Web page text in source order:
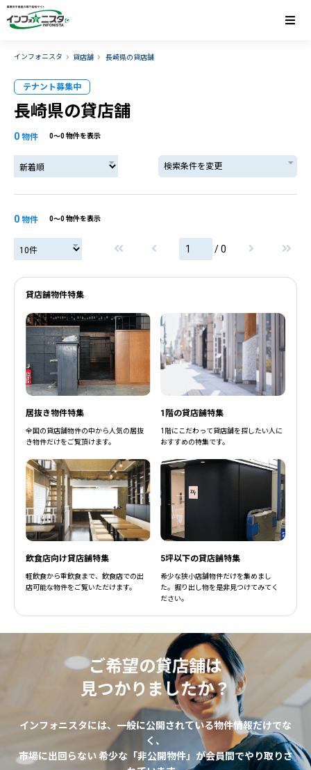
インフォニスタ 貸店舗 長崎県の貸店舗
テナント募集中
長崎県の貸店舗
0 物件 0〜0 物件を表示
検索条件を変更
0 物件 0〜0 物件を表示
/ 0
貸店舗物件特集
居抜き物件特集
全国の貸店舗物件の中から人気の居抜
き物件だけをご覧頂けます。
1階の貸店舗特集
1階にこだわって貸店舗を探したい人に
おすすめの特集です。
飲食店向け貸店舗特集
軽飲食から重飲食まで、飲食店での出
店可能な物件をご覧いただけます。
5坪以下の貸店舗特集
希少な狭小店舗物件だけを集めまし
た。掘り出し物を是非見つけてみてく
ださい。
ご希望の貸店舗は
見つかりましたか？
インフォニスタには、一般に公開されている物件情報だけでな
く、
市場に出回らない 希少な「非公開物件」が会員間でやり取りさ